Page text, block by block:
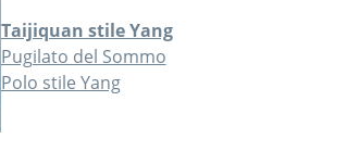
Taijiquan stile Yang
Pugilato del Sommo
Polo stile Yang